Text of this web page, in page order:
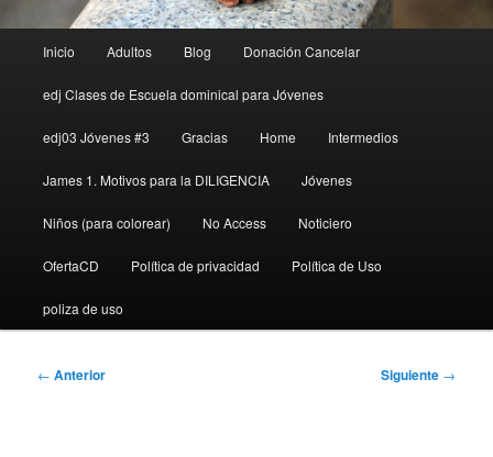
principal
Inicio Adultos Blog Donación Cancelar
edj Clases de Escuela dominical para Jóvenes
edj03 Jóvenes #3 Gracias Home Intermedios
James 1. Motivos para la DILIGENCIA Jóvenes
Niños (para colorear) No Access Noticiero
OfertaCD Política de privacidad Política de Uso
poliza de uso
Navegación
← Anterior Siguiente →